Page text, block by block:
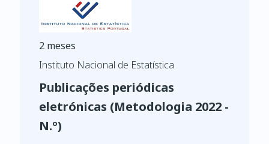
2 meses
Instituto Nacional de Estatística
Publicações periódicas
eletrónicas (Metodologia 2022 -
N.º)